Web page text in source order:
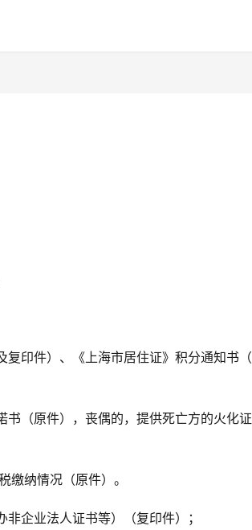
印件）、《上海市居住证》积分通知书
（原件），丧偶的，提供死亡方的火化证
纳情况（原件）。
企业法人证书等）（复印件）；